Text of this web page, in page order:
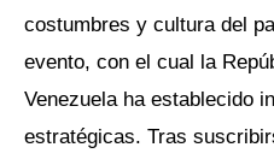
costumbres y cultura del
evento, con el cual la
Venezuela ha establecido
estratégicas. Tras